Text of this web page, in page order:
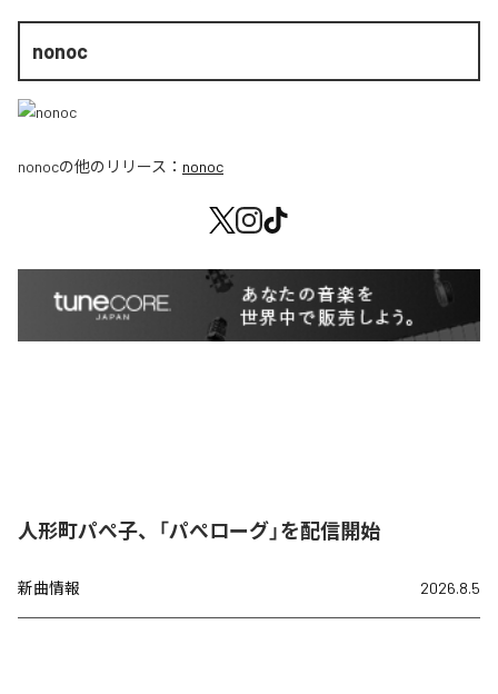
nonoc
nonocの他のリリース： nonoc
人形町パぺ子、「パぺローグ」を配信開始
新曲情報 2026.8.5